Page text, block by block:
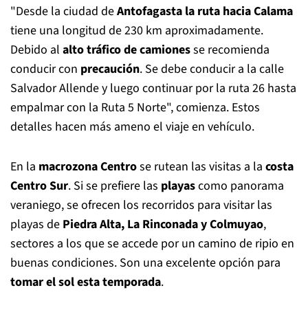
"Desde la ciudad deAntofagasta la ruta hacia Calama
tiene una longitud de 230 km aproximadamente.
Debido al alto tráfico de camionesse recomienda
conducir con precaución. Se debe conducir a la calle
Salvador Allende y luego continuar por la ruta 26 hasta
empalmar con la Ruta 5 Norte", comienza. Estos
detalles hacen más ameno el viaje en vehículo.
En la macrozona Centrose rutean las visitas a la costa
Centro Sur. Si se prefiere las playascomo panorama
veraniego, se ofrecen los recorridos para visitar las
playas de Piedra Alta, La Rinconada y Colmuyao,
sectores a los que se accede por un camino de ripio en
buenas condiciones. Son una excelente opción para
tomar el sol esta temporada.